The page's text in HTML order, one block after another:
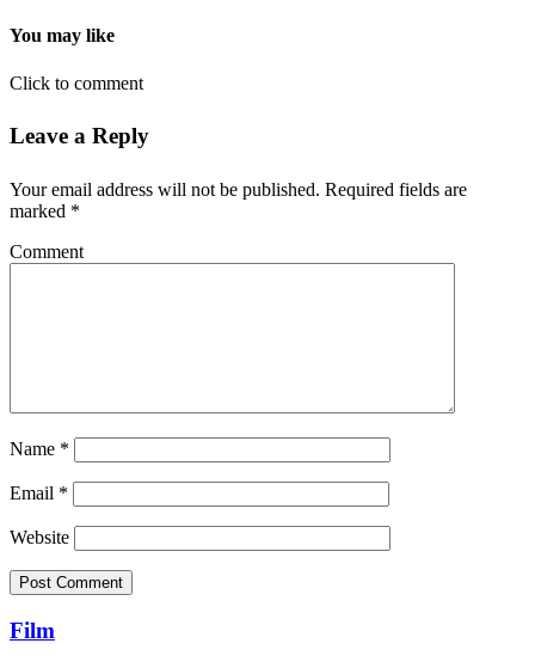
You may like
Click to comment
Leave a Reply
Your email address will not be published. Required fields are
marked *
Comment
Name *
Email *
Website
Film